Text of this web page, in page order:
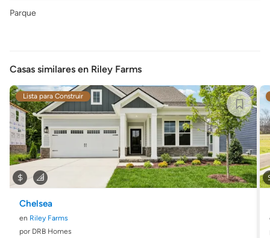
Parque
Casas similares en Riley Farms
Lista para Construir
Chelsea
en Riley Farms
por DRB Homes